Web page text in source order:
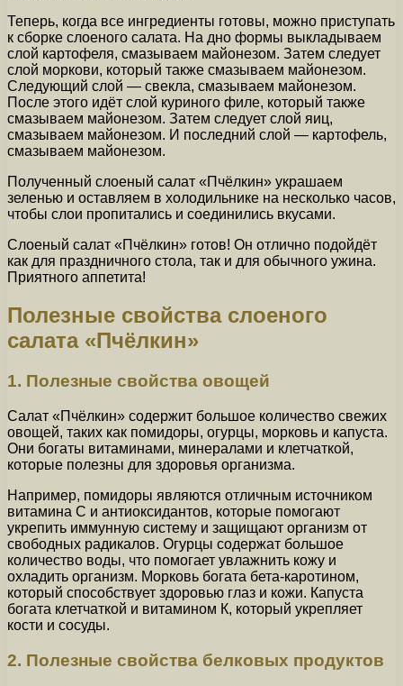
Теперь, когда все ингредиенты готовы, можно приступать
к сборке слоеного салата. На дно формы выкладываем
слой картофеля, смазываем майонезом. Затем следует
слой моркови, который также смазываем майонезом.
Следующий слой — свекла, смазываем майонезом.
После этого идёт слой куриного филе, который также
смазываем майонезом. Затем следует слой яиц,
смазываем майонезом. И последний слой — картофель,
смазываем майонезом.
Полученный слоеный салат «Пчёлкин» украшаем
зеленью и оставляем в холодильнике на несколько часов,
чтобы слои пропитались и соединились вкусами.
Слоеный салат «Пчёлкин» готов! Он отлично подойдёт
как для праздничного стола, так и для обычного ужина.
Приятного аппетита!
Полезные свойства слоеного
салата «Пчёлкин»
1. Полезные свойства овощей
Салат «Пчёлкин» содержит большое количество свежих
овощей, таких как помидоры, огурцы, морковь и капуста.
Они богаты витаминами, минералами и клетчаткой,
которые полезны для здоровья организма.
Например, помидоры являются отличным источником
витамина С и антиоксидантов, которые помогают
укрепить иммунную систему и защищают организм от
свободных радикалов. Огурцы содержат большое
количество воды, что помогает увлажнить кожу и
охладить организм. Морковь богата бета-каротином,
который способствует здоровью глаз и кожи. Капуста
богата клетчаткой и витамином К, который укрепляет
кости и сосуды.
2. Полезные свойства белковых продуктов